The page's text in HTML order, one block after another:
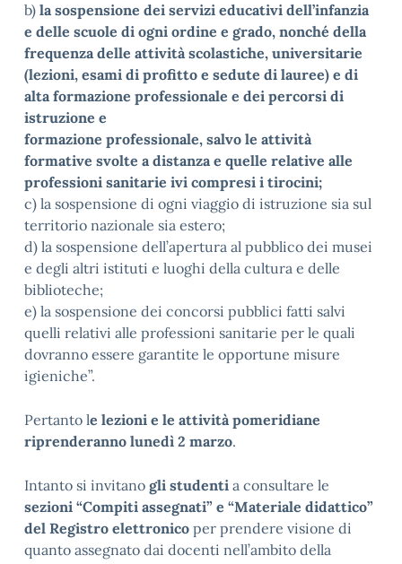
b) la sospensione dei servizi educativi dell’infanzia
e delle scuole di ogni ordine e grado, nonché della
frequenza delle attività scolastiche, universitarie
(lezioni, esami di profitto e sedute di lauree) e di
alta formazione professionale e dei percorsi di
istruzione e
formazione professionale, salvo le attività
formative svolte a distanza e quelle relative alle
professioni sanitarie ivi compresi i tirocini;
c) la sospensione di ogni viaggio di istruzione sia sul
territorio nazionale sia estero;
d) la sospensione dell’apertura al pubblico dei musei
e degli altri istituti e luoghi della cultura e delle
biblioteche;
e) la sospensione dei concorsi pubblici fatti salvi
quelli relativi alle professioni sanitarie per le quali
dovranno essere garantite le opportune misure
igieniche”.
Pertanto le lezioni e le attività pomeridiane
riprenderanno lunedì 2 marzo.
Intanto si invitano gli studenti a consultare le
sezioni “Compiti assegnati” e “Materiale didattico”
del Registro elettronico per prendere visione di
quanto assegnato dai docenti nell’ambito della